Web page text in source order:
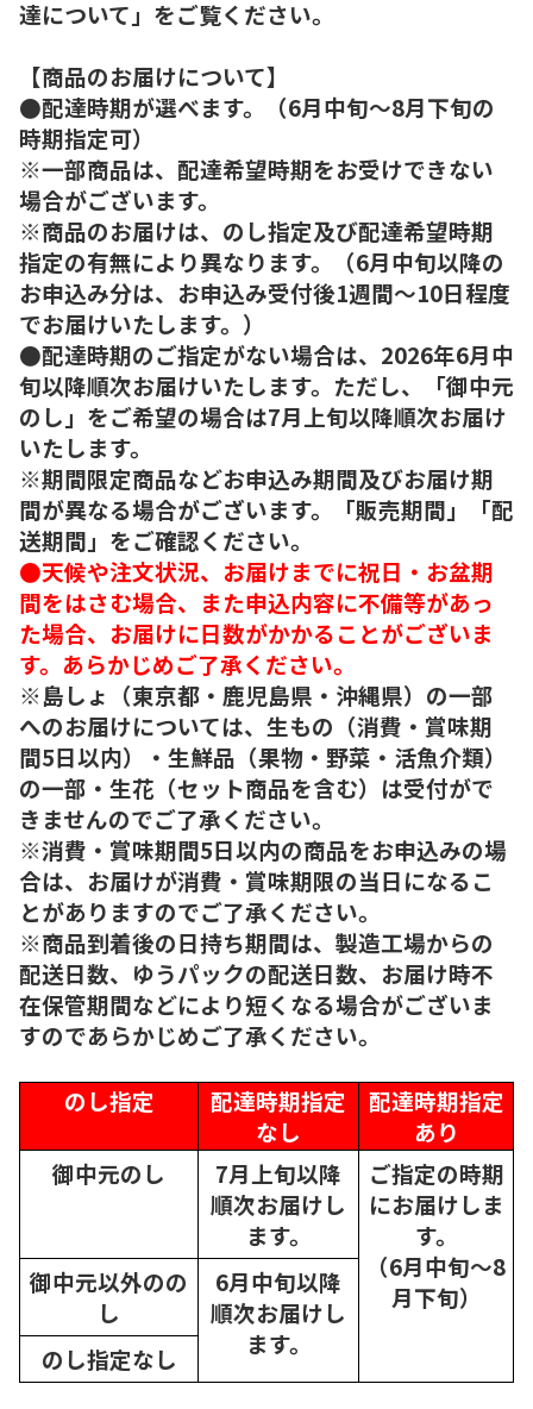
達について」をご覧ください。
【商品のお届けについて】
●配達時期が選べます。（6月中旬～8月下旬の
時期指定可）
※一部商品は、配達希望時期をお受けできない
場合がございます。
※商品のお届けは、のし指定及び配達希望時期
指定の有無により異なります。（6月中旬以降の
お申込み分は、お申込み受付後1週間～10日程度
でお届けいたします。）
●配達時期のご指定がない場合は、2026年6月中
旬以降順次お届けいたします。ただし、「御中元
のし」をご希望の場合は7月上旬以降順次お届け
いたします。
※期間限定商品などお申込み期間及びお届け期
間が異なる場合がございます。「販売期間」「配
送期間」をご確認ください。
●天候や注文状況、お届けまでに祝日・お盆期
間をはさむ場合、また申込内容に不備等があっ
た場合、お届けに日数がかかることがございま
す。あらかじめご了承ください。
※島しょ（東京都・鹿児島県・沖縄県）の一部
へのお届けについては、生もの（消費・賞味期
間5日以内）・生鮮品（果物・野菜・活魚介類）
の一部・生花（セット商品を含む）は受付がで
きませんのでご了承ください。
※消費・賞味期間5日以内の商品をお申込みの場
合は、お届けが消費・賞味期限の当日になるこ
とがありますのでご了承ください。
※商品到着後の日持ち期間は、製造工場からの
配送日数、ゆうパックの配送日数、お届け時不
在保管期間などにより短くなる場合がございま
すのであらかじめご了承ください。
のし指定
配達時期指定
なし
配達時期指定
あり
御中元のし
7月上旬以降
順次お届けし
ます。
ご指定の時期
にお届けしま
す。
（6月中旬～8
月下旬）
御中元以外のの
し
6月中旬以降
順次お届けし
ます。
のし指定なし